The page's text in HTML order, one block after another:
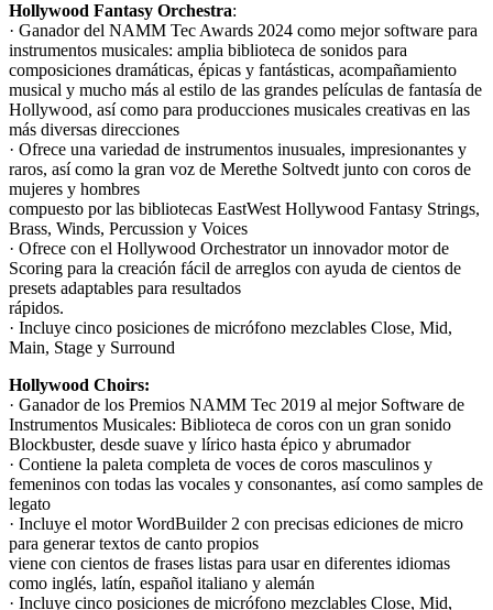
Hollywood Fantasy Orchestra:
· Ganador del NAMM Tec Awards 2024 como mejor software para
instrumentos musicales: amplia biblioteca de sonidos para
composiciones dramáticas, épicas y fantásticas, acompañamiento
musical y mucho más al estilo de las grandes películas de fantasía de
Hollywood, así como para producciones musicales creativas en las
más diversas direcciones
· Ofrece una variedad de instrumentos inusuales, impresionantes y
raros, así como la gran voz de Merethe Soltvedt junto con coros de
mujeres y hombres
compuesto por las bibliotecas EastWest Hollywood Fantasy Strings,
Brass, Winds, Percussion y Voices
· Ofrece con el Hollywood Orchestrator un innovador motor de
Scoring para la creación fácil de arreglos con ayuda de cientos de
presets adaptables para resultados
rápidos.
· Incluye cinco posiciones de micrófono mezclables Close, Mid,
Main, Stage y Surround
Hollywood Choirs:
· Ganador de los Premios NAMM Tec 2019 al mejor Software de
Instrumentos Musicales: Biblioteca de coros con un gran sonido
Blockbuster, desde suave y lírico hasta épico y abrumador
· Contiene la paleta completa de voces de coros masculinos y
femeninos con todas las vocales y consonantes, así como samples de
legato
· Incluye el motor WordBuilder 2 con precisas ediciones de micro
para generar textos de canto propios
viene con cientos de frases listas para usar en diferentes idiomas
como inglés, latín, español italiano y alemán
· Incluye cinco posiciones de micrófono mezclables Close, Mid,